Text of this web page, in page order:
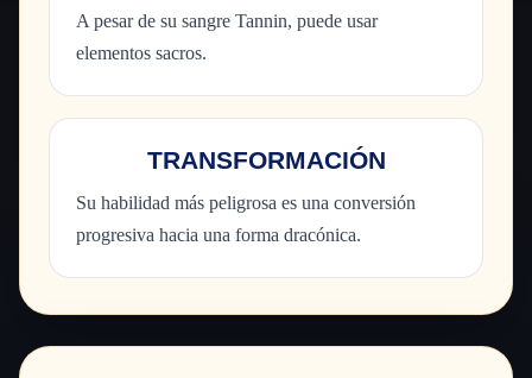
A pesar de su sangre Tannin, puede usar
elementos sacros.
TRANSFORMACIÓN
Su habilidad más peligrosa es una conversión
progresiva hacia una forma dracónica.